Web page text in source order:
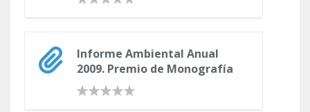
Informe Ambiental Anual
2009. Premio de Monografía
Adriana Schiffrin. Séptima
Convocatoria